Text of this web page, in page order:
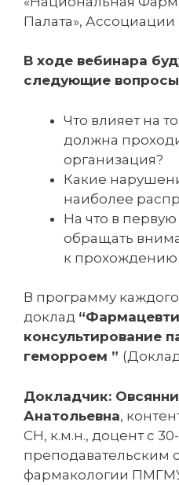
Палата», Ассоциации
В ходе вебинара
следующие
Что влияет на
должна
организация?
Какие
наиболее
На что в
обращать
к прохождению
В программу
доклад
консультирование
геморроем ”
Докладчик:
Анатольевна,
CH, к.м.н., доцент с
преподавательским
фармакологии